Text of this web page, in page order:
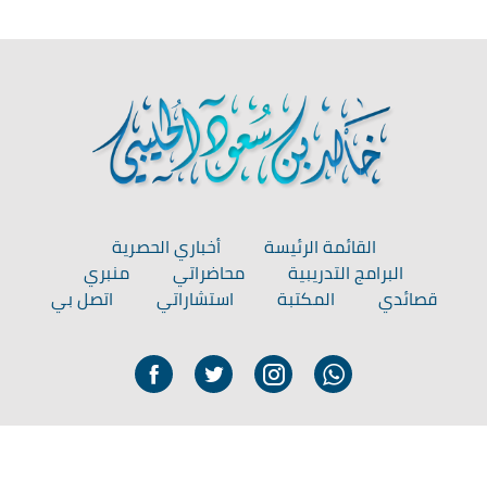
القائمة الرئيسة
أخباري الحصرية
البرامج التدريبية
محاضراتي
منبري
قصائدي
المكتبة استشاراتي اتصل بي